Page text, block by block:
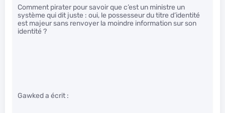
Comment pirater pour savoir que c’est un ministre un
système qui dit juste : oui, le possesseur du titre d’identité
est majeur sans renvoyer la moindre information sur son
identité ?
Gawked a écrit :